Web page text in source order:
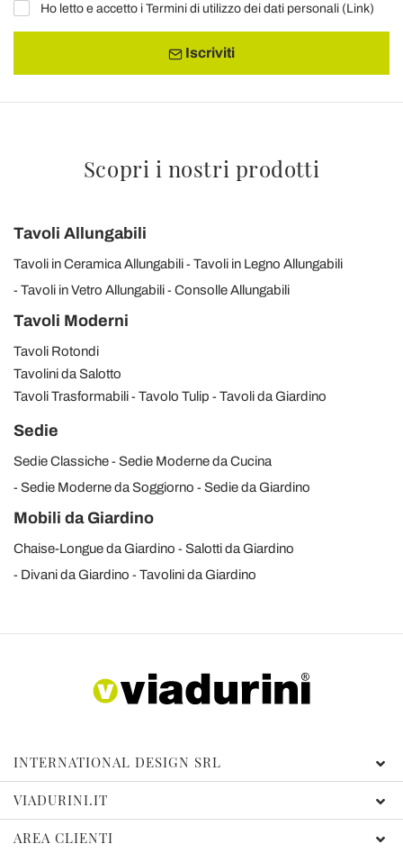
Ho letto e accetto i Termini di utilizzo dei dati personali (Link)
Iscriviti
Scopri i nostri prodotti
Tavoli Allungabili
Tavoli in Ceramica Allungabili
Tavoli in Legno Allungabili
Tavoli in Vetro Allungabili
Consolle Allungabili
Tavoli Moderni
Tavoli Rotondi
Tavolini da Salotto
Tavoli Trasformabili
Tavolo Tulip Tavoli da Giardino
Sedie
Sedie Classiche
Sedie Moderne da Cucina
Sedie Moderne da Soggiorno
Sedie da Giardino
Mobili da Giardino
Chaise-Longue da Giardino
Salotti da Giardino
Divani da Giardino
Tavolini da Giardino
INTERNATIONAL DESIGN SRL
VIADURINI.IT
AREA CLIENTI